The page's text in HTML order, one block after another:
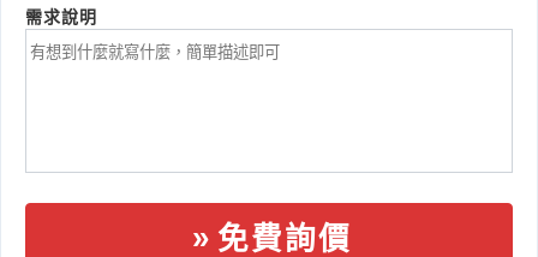
需求說明
免費詢價